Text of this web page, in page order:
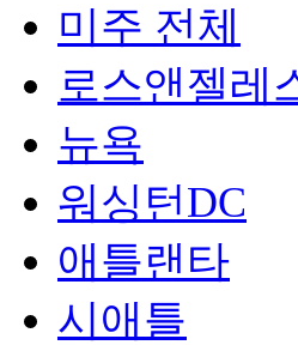
미주 전체
로스앤젤레
뉴욕
워싱턴DC
애틀랜타
시애틀